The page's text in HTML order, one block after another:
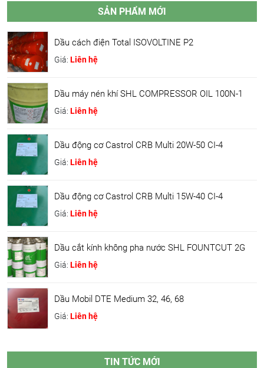
SẢN PHẨM MỚI
Dầu cách điện Total ISOVOLTINE P2
Giá: Liên hệ
Dầu máy nén khí SHL COMPRESSOR OIL 100N-1
Giá: Liên hệ
Dầu động cơ Castrol CRB Multi 20W-50 CI-4
Giá: Liên hệ
Dầu động cơ Castrol CRB Multi 15W-40 CI-4
Giá: Liên hệ
Dầu cắt kính không pha nước SHL FOUNTCUT 2G
Giá: Liên hệ
Dầu Mobil DTE Medium 32, 46, 68
Giá: Liên hệ
TIN TỨC MỚI